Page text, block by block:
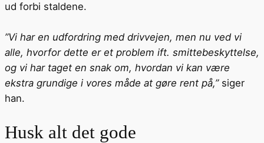
ud forbi staldene.
”Vi har en udfordring med drivvejen, men nu ved vi
alle, hvorfor dette er et problem ift. smittebeskyttelse,
og vi har taget en snak om, hvordan vi kan være
ekstra grundige i vores måde at gøre rent på,” siger
han.
Husk alt det gode